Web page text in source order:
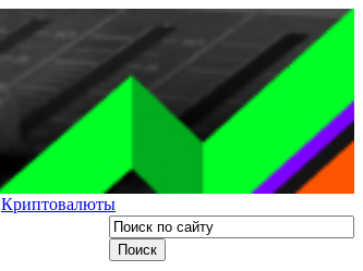
Криптовалюты